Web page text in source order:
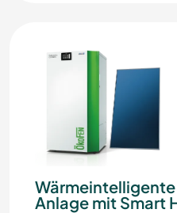
Anlage mit Smart